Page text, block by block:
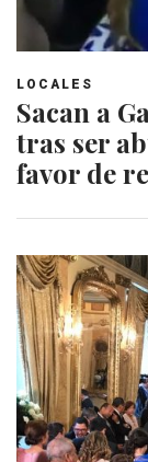
LOCALES
Sacan a
tras ser
favor de